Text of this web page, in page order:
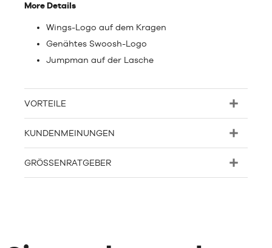
More Details
Wings-Logo auf dem Kragen
Genähtes Swoosh-Logo
Jumpman auf der Lasche
VORTEILE
KUNDENMEINUNGEN
GRÖSSENRATGEBER